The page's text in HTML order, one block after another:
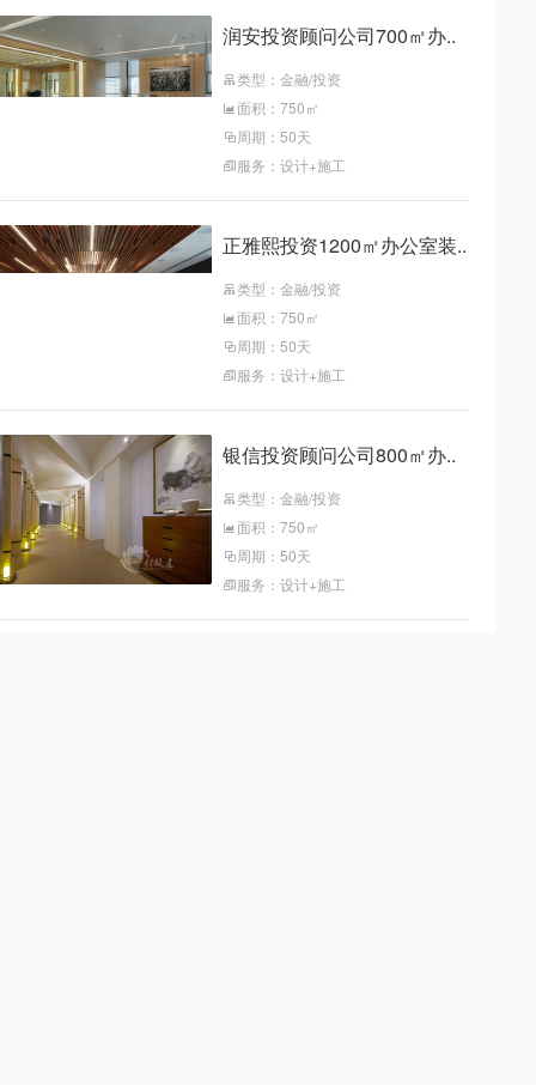
润安投资顾问公司700㎡办..
类型：金融/投资
面积：750㎡
周期：50天
服务：设计+施工
正雅熙投资1200㎡办公室装..
类型：金融/投资
面积：750㎡
周期：50天
服务：设计+施工
银信投资顾问公司800㎡办..
类型：金融/投资
面积：750㎡
周期：50天
服务：设计+施工